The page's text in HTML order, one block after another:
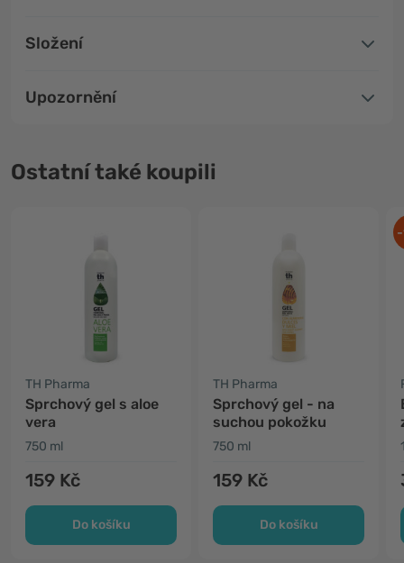
Složení
Upozornění
Ostatní také koupili
TH Pharma
Sprchový gel s aloe
vera
750 ml
159 Kč
Do košíku
TH Pharma
Sprchový gel - na
suchou pokožku
750 ml
159 Kč
Do košíku